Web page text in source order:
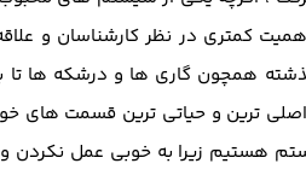
کمتری در نظر کارشناسان و
همچون گاری ها و درشکه ها
ترین و حیاتی ترین قسمت های
هستیم زیرا به خوبی عمل نکردن